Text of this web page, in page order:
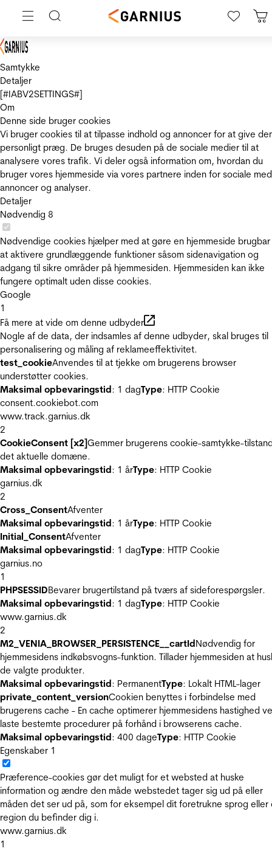
Samtykke
Detaljer
[#IABV2SETTINGS#]
Om
Denne side bruger cookies
Vi bruger cookies til at tilpasse indhold og annoncer for at give
personligt præg. De bruges desuden på de sociale medier til at
analysere vores trafik. Vi deler også information om, hvordan du
bruger vores hjemmeside via vores partnere inden for sociale
annoncer og analyser.
Detaljer
Nødvendig 8
Nødvendige cookies hjælper med at gøre en hjemmeside
at aktivere grundlæggende funktioner såsom sidenavigation og
adgang til sikre områder på hjemmesiden. Hjemmesiden kan ikke
fungere optimalt uden disse cookies.
Google
1
Få mere at vide om denne udbyder
Nogle af de data, der indsamles af denne udbyder, skal bruges til
personalisering og måling af reklameeffektivitet.
test_cookieAnvendes til at tjekke om brugerens browser
understøtter cookies.
Maksimal opbevaringstid: 1 dagType: HTTP Cookie
consent.cookiebot.com
www.track.garnius.dk
2
CookieConsent [x2]Gemmer brugerens cookie-samtykke-
det aktuelle domæne.
Maksimal opbevaringstid: 1 årType: HTTP Cookie
garnius.dk
2
Cross_ConsentAfventer
Maksimal opbevaringstid: 1 årType: HTTP Cookie
Initial_ConsentAfventer
Maksimal opbevaringstid: 1 dagType: HTTP Cookie
garnius.no
1
PHPSESSIDBevarer brugertilstand på tværs af sideforespørgsler.
Maksimal opbevaringstid: 1 dagType: HTTP Cookie
www.garnius.dk
2
M2_VENIA_BROWSER_PERSISTENCE__cartIdNødvendig for
hjemmesidens indkøbsvogns-funktion. Tillader hjemmesiden at
de valgte produkter.
Maksimal opbevaringstid: PermanentType: Lokalt HTML-lager
private_content_versionCookien benyttes i forbindelse med
brugerens cache - En cache optimerer hjemmesidens hastighed
laste bestemte procedurer på forhånd i browserens cache.
Maksimal opbevaringstid: 400 dageType: HTTP Cookie
Egenskaber 1
Præference-cookies gør det muligt for et websted at huske
information og ændre den måde webstedet tager sig ud på eller
måden det ser ud på, som for eksempel dit foretrukne sprog eller
region du befinder dig i.
www.garnius.dk
1